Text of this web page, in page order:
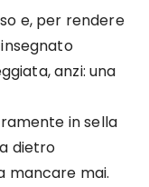
e, per rendere
anzi: una
in sella
dietro
mancare mai.